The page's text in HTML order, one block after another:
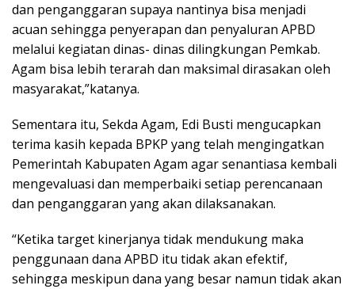
dan penganggaran supaya nantinya bisa menjadi
acuan sehingga penyerapan dan penyaluran APBD
melalui kegiatan dinas- dinas dilingkungan Pemkab.
Agam bisa lebih terarah dan maksimal dirasakan oleh
masyarakat,”katanya.
Sementara itu, Sekda Agam, Edi Busti mengucapkan
terima kasih kepada BPKP yang telah mengingatkan
Pemerintah Kabupaten Agam agar senantiasa kembali
mengevaluasi dan memperbaiki setiap perencanaan
dan penganggaran yang akan dilaksanakan.
“Ketika target kinerjanya tidak mendukung maka
penggunaan dana APBD itu tidak akan efektif,
sehingga meskipun dana yang besar namun tidak akan